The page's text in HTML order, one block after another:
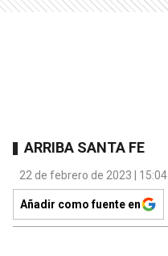
ARRIBA SANTA FE
22 de febrero de 2023 |
Añadir como fuente en